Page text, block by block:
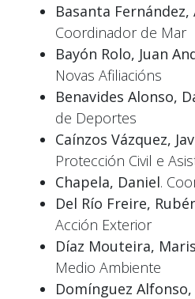
Basanta
Coordinador de Mar
Bayón Rolo, Juan
Novas Afiliacións
Benavides Alonso,
de Deportes
Caínzos Vázquez,
Protección Civil e
Chapela, Daniel.
Del Río Freire,
Acción Exterior
Díaz Mouteira,
Medio Ambiente
Domínguez